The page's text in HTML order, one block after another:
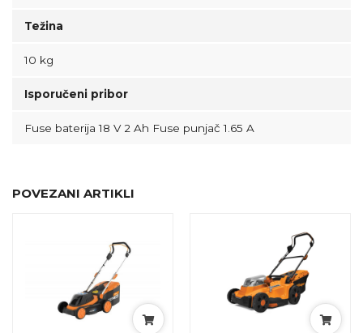
Težina
10 kg
Isporučeni pribor
Fuse baterija 18 V 2 Ah Fuse punjač 1.65 A
POVEZANI ARTIKLI